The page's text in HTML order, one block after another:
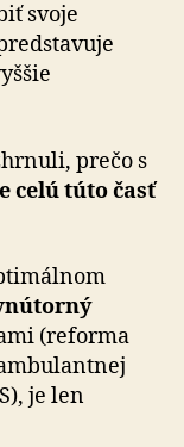
svoje
prečo s
celú túto časť
(reforma
je len